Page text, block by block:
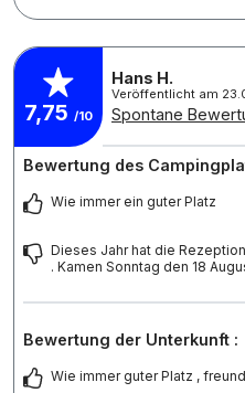
7,75 /10
Hans H.
Veröffentlicht am
Spontane
Bewertung des
Wie immer ein guter Platz
Dieses Jahr hat die
. Kamen Sonntag den 18
Bewertung der Unterkunft :
Wie immer guter Platz ,